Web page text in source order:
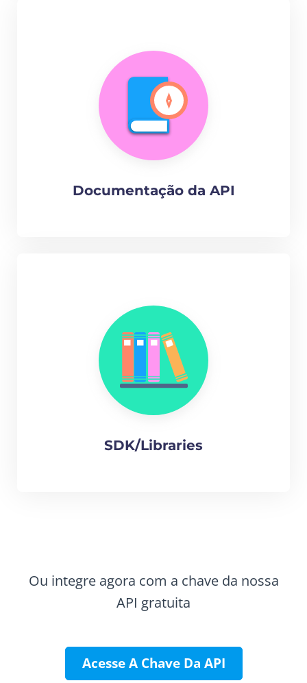
Documentação da API
SDK/Libraries
Ou integre agora com a chave da nossa
API gratuita
Acesse A Chave Da API